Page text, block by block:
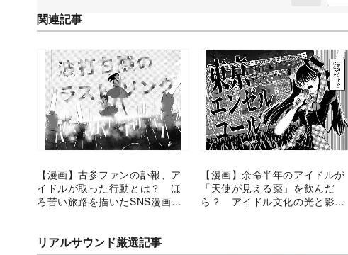
関連記事
【漫画】古参ファンの訃報、ア
イドルが取った行動とは？ ほ
ろ苦い旅路を描いたSNS漫画に
【漫画】余命半年のアイドルが
「天使が見える薬」を飲んだ
ら？ アイドル文化の光と影を
リアルサウンド厳選記事